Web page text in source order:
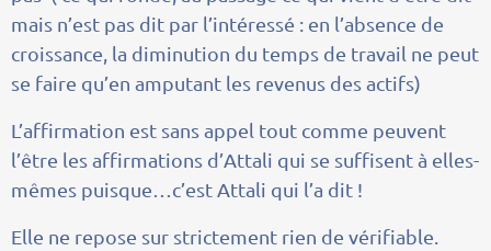
mais n’est pas dit par l’intéressé : en l’absence de
croissance, la diminution du temps de travail ne peut
se faire qu’en amputant les revenus des actifs)
L’affirmation est sans appel tout comme peuvent
l’être les affirmations d’Attali qui se suffisent à elles-
mêmes puisque…c’est Attali qui l’a dit !
Elle ne repose sur strictement rien de vérifiable.